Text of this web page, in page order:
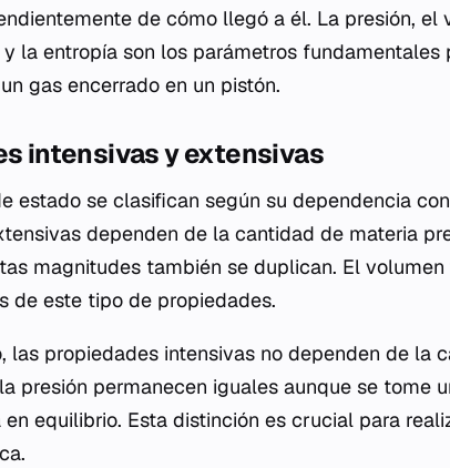
de cómo llegó a él. La presión, el
la entropía son los parámetros
gas encerrado en un pistón.
intensivas y extensivas
estado se clasifican según su dependencia
dependen de la cantidad de materia
magnitudes también se duplican. El
de este tipo de propiedades.
las propiedades intensivas no dependen de la
presión permanecen iguales aunque se tome
equilibrio. Esta distinción es crucial para